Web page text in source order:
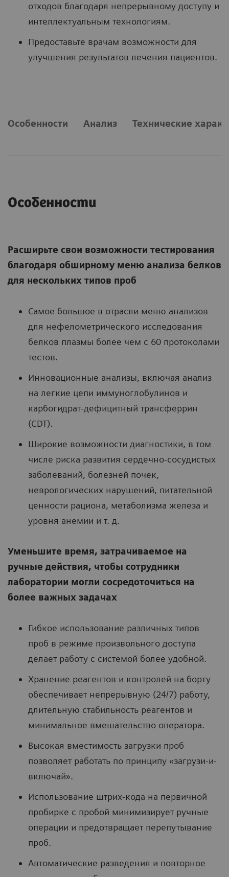
отходов благодаря непрерывному доступу и
интеллектуальным технологиям.
Предоставьте врачам возможности для
улучшения результатов лечения пациентов.
Особенности Анализ Технические
Особенности
Расширьте свои возможности тестирования
благодаря обширному меню анализа белков
для нескольких типов проб
Самое большое в отрасли меню анализов
для нефелометрического исследования
белков плазмы более чем с 60 протоколами
тестов.
Инновационные анализы, включая анализ
на легкие цепи иммуноглобулинов и
карбогидрат-дефицитный трансферрин
(CDT).
Широкие возможности диагностики, в том
числе риска развития сердечно-сосудистых
заболеваний, болезней почек,
неврологических нарушений, питательной
ценности рациона, метаболизма железа и
уровня анемии и т. д.
Уменьшите время, затрачиваемое на
ручные действия, чтобы сотрудники
лаборатории могли сосредоточиться на
более важных задачах
Гибкое использование различных типов
проб в режиме произвольного доступа
делает работу с системой более удобной.
Хранение реагентов и контролей на борту
обеспечивает непрерывную (24/7) работу,
длительную стабильность реагентов и
минимальное вмешательство оператора.
Высокая вместимость загрузки проб
позволяет работать по принципу «загрузи-и-
включай».
Использование штрих-кода на первичной
пробирке с пробой минимизирует ручные
операции и предотвращает перепутывание
проб.
Автоматические разведения и повторное